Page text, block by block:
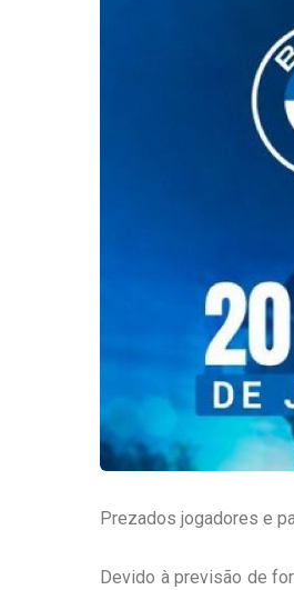
Prezados jogadores e
Devido à previsão de